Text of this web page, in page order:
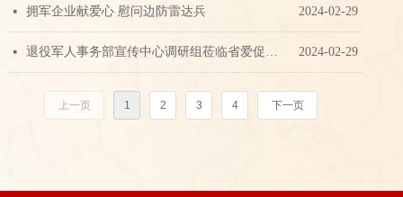
2024-02-29
넷 拥军企业献爱心 慰问边防雷达兵
2024-02-29
넷 退役军人事务部宣传中心调研组莅临省爱促会副会长单位调研工作
上一页 1 2 3 4 下一页